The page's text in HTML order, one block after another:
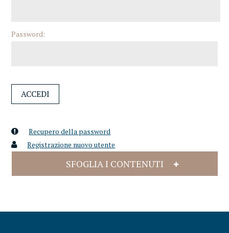
Password:
Recupero della password
Registrazione nuovo utente
SFOGLIA I CONTENUTI